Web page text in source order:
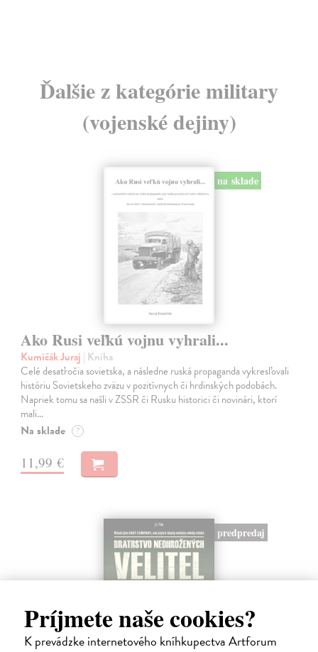
Príjmete naše cookies?
K prevádzke internetového kníhkupectva Artforum
Ďalšie z kategórie military
(vojenské dejiny)
na sklade
Ako Rusi veľkú vojnu vyhrali...
Kumičák Juraj | Kniha
Celé desaťročia sovietska, a následne ruská propaganda vykresľovali
históriu Sovietskeho zväzu v pozitívnych či hrdinských podobách.
Napriek tomu sa našli v ZSSR či Rusku historici či novinári, ktorí
mali…
Na sklade ?
11,99 €
predpredaj